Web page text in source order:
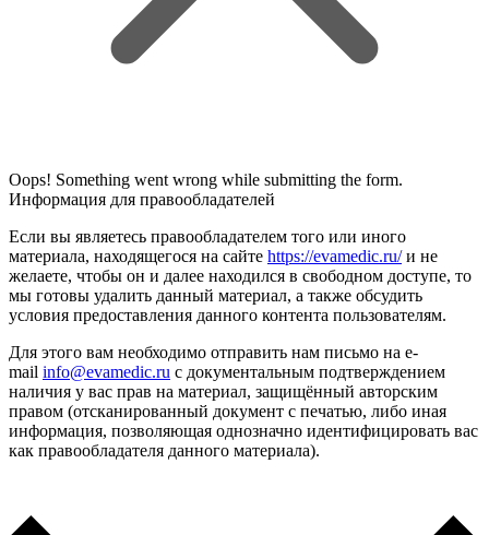
Oops! Something went wrong while submitting the form.
Информация для правообладателей
Если вы являетесь правообладателем того или иного
материала, находящегося на сайте https://evamedic.ru/и не
желаете, чтобы он и далее находился в свободном доступе, то
мы готовы удалить данный материал, а также обсудить
условия предоставления данного контента пользователям.
Для этого вам необходимо отправить нам письмо на e-
mail info@evamedic.ru с документальным подтверждением
наличия у вас прав на материал, защищённый авторским
правом (отсканированный документ с печатью, либо иная
информация, позволяющая однозначно идентифицировать вас
как правообладателя данного материала).